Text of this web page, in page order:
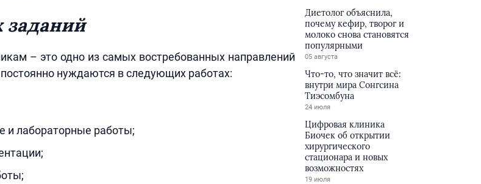
– это одно из самых востребованных направлений
нуждаются в следующих работах:
и лабораторные работы;
Диетолог объяснила,
почему кефир, творог и
молоко снова становятся
популярными
05 августа
Что-то, что значит всё:
внутри мира Сонгсина
Тиэсомбуна
24 июля
Цифровая клиника
Биочек об открытии
хирургического
стационара и новых
возможностях
19 июля